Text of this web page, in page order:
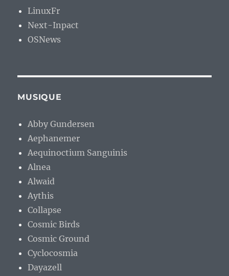
LinuxFr
Next-Inpact
OSNews
MUSIQUE
Abby Gundersen
Aephanemer
Aequinoctium Sanguinis
Alnea
Alwaid
Aythis
Collapse
Cosmic Birds
Cosmic Ground
Cyclocosmia
Dayazell